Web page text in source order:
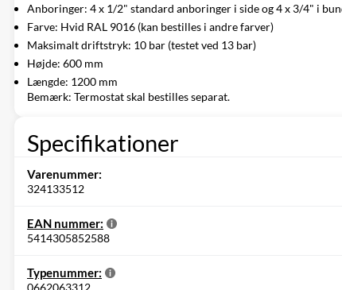
Anboringer: 4 x 1/2" standard anboringer i side og 4 x 3/4" i
Farve: Hvid RAL 9016 (kan bestilles i andre farver)
Maksimalt driftstryk: 10 bar (testet ved 13 bar)
Højde: 600 mm
Længde: 1200 mm
Bemærk: Termostat skal bestilles separat.
Specifikationer
Varenummer:
324133512
EAN nummer:
5414305852588
Typenummer:
0662063312